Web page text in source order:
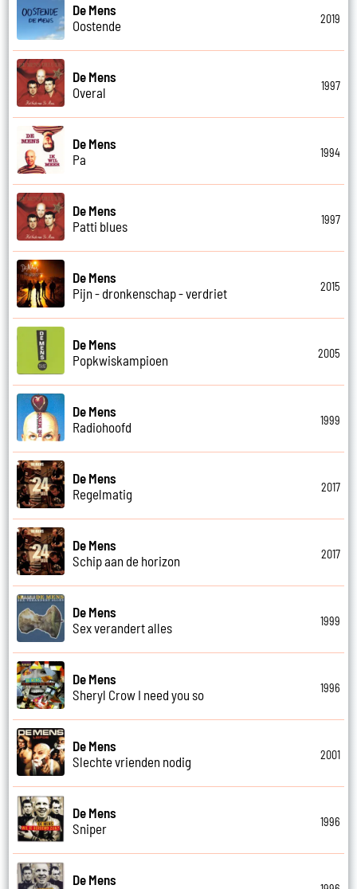
De Mens
Oostende
2019
De Mens
Overal
1997
De Mens
Pa
1994
De Mens
Patti blues
1997
De Mens
Pijn - dronkenschap - verdriet
2015
De Mens
Popkwiskampioen
2005
De Mens
Radiohoofd
1999
De Mens
Regelmatig
2017
De Mens
Schip aan de horizon
2017
De Mens
Sex verandert alles
1999
De Mens
Sheryl Crow I need you so
1996
De Mens
Slechte vrienden nodig
2001
De Mens
Sniper
1996
De Mens